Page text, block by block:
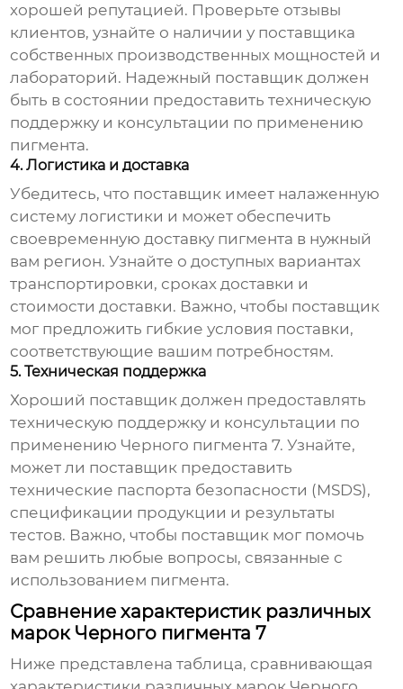
хорошей репутацией. Проверьте отзывы
клиентов, узнайте о наличии у поставщика
собственных производственных мощностей и
лабораторий. Надежный поставщик должен
быть в состоянии предоставить техническую
поддержку и консультации по применению
пигмента.
4. Логистика и доставка
Убедитесь, что поставщик имеет налаженную
систему логистики и может обеспечить
своевременную доставку пигмента в нужный
вам регион. Узнайте о доступных вариантах
транспортировки, сроках доставки и
стоимости доставки. Важно, чтобы поставщик
мог предложить гибкие условия поставки,
соответствующие вашим потребностям.
5. Техническая поддержка
Хороший поставщик должен предоставлять
техническую поддержку и консультации по
применению Черного пигмента 7. Узнайте,
может ли поставщик предоставить
технические паспорта безопасности (MSDS),
спецификации продукции и результаты
тестов. Важно, чтобы поставщик мог помочь
вам решить любые вопросы, связанные с
использованием пигмента.
Сравнение характеристик различных
марок Черного пигмента 7
Ниже представлена таблица, сравнивающая